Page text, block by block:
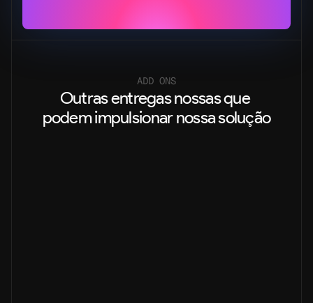
ADD ONS
Outras entregas nossas que
podem impulsionar nossa solução